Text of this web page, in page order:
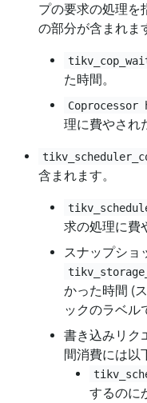
プの要求の処理を
の部分が含まれま
た時間。
Coprocessor
理に費やされ
含まれます。
求の処理に費
スナップショ
かった時間 (
ックのラベル
書き込みリク
間消費には以
するのに